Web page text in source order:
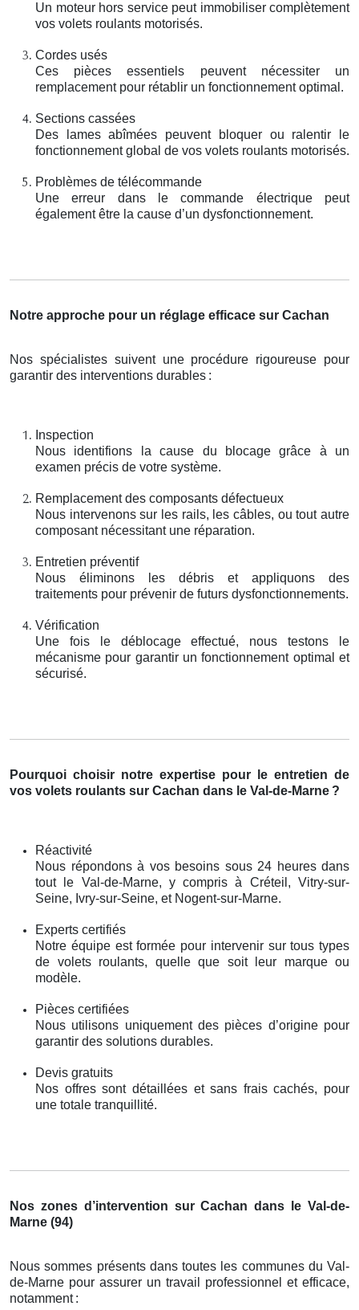
Un moteur hors service peut immobiliser complètement
vos volets roulants motorisés.
Cordes usés
Ces pièces essentiels peuvent nécessiter un
remplacement pour rétablir un fonctionnement optimal.
Sections cassées
Des lames abîmées peuvent bloquer ou ralentir le
fonctionnement global de vos volets roulants motorisés.
Problèmes de télécommande
Une erreur dans le commande électrique peut
également être la cause d’un dysfonctionnement.
Notre approche pour un réglage efficace sur Cachan
Nos spécialistes suivent une procédure rigoureuse pour
garantir des interventions durables :
Inspection
Nous identifions la cause du blocage grâce à un
examen précis de votre système.
Remplacement des composants défectueux
Nous intervenons sur les rails, les câbles, ou tout autre
composant nécessitant une réparation.
Entretien préventif
Nous éliminons les débris et appliquons des
traitements pour prévenir de futurs dysfonctionnements.
Vérification
Une fois le déblocage effectué, nous testons le
mécanisme pour garantir un fonctionnement optimal et
sécurisé.
Pourquoi choisir notre expertise pour le entretien de
vos volets roulants sur Cachan dans le Val-de-Marne ?
Réactivité
Nous répondons à vos besoins sous 24 heures dans
tout le Val-de-Marne, y compris à Créteil, Vitry-sur-
Seine, Ivry-sur-Seine, et Nogent-sur-Marne.
Experts certifiés
Notre équipe est formée pour intervenir sur tous types
de volets roulants, quelle que soit leur marque ou
modèle.
Pièces certifiées
Nous utilisons uniquement des pièces d’origine pour
garantir des solutions durables.
Devis gratuits
Nos offres sont détaillées et sans frais cachés, pour
une totale tranquillité.
Nos zones d’intervention sur Cachan dans le Val-de-
Marne (94)
Nous sommes présents dans toutes les communes du Val-
de-Marne pour assurer un travail professionnel et efficace,
notamment :